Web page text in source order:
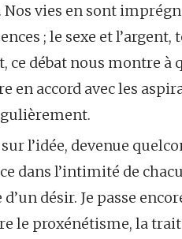
Nos vies en sont
; le sexe et
ce débat nous montre à
en accord avec les
sur l’idée, devenue
dans l’intimité de
désir. Je passe
le proxénétisme, la